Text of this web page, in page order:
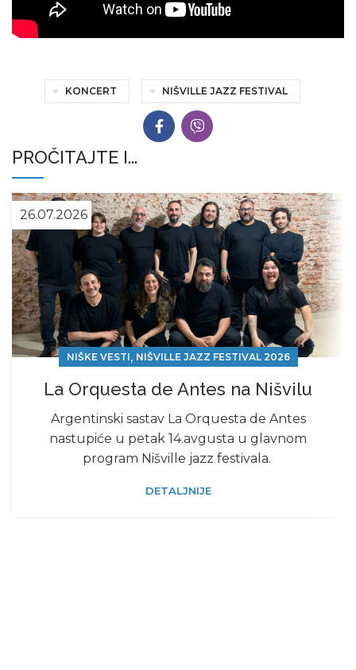
KONCERT NIŠVILLE JAZZ FESTIVAL
PROČITAJTE I...
26.07.2026
NIŠKE VESTI, NIŠVILLE JAZZ FESTIVAL 2026
La Orquesta de Antes na Nišvilu
Argentinski sastav La Orquesta de Antes
nastupiće u petak 14.avgusta u glavnom
program Nišville jazz festivala.
DETALJNIJE